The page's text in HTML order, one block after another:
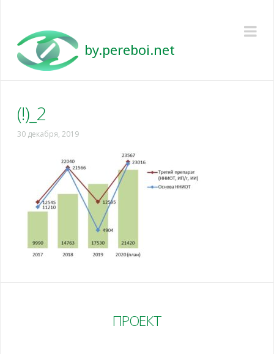
Pereboi
(!)_2
30 декабря, 2019
ПРОЕКТ